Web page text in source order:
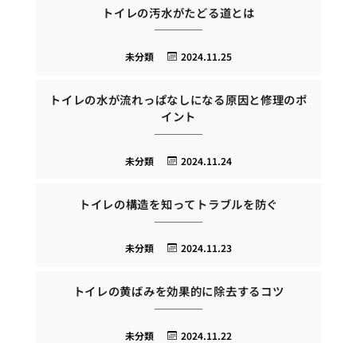
トイレの汚水がたどる道とは
2024.11.25
未分類
トイレの水が流れっぱなしになる原因と修理のポ
イント
2024.11.24
未分類
トイレの構造を知ってトラブルを防ぐ
2024.11.23
未分類
トイレの黄ばみを効果的に除去するコツ
2024.11.22
未分類